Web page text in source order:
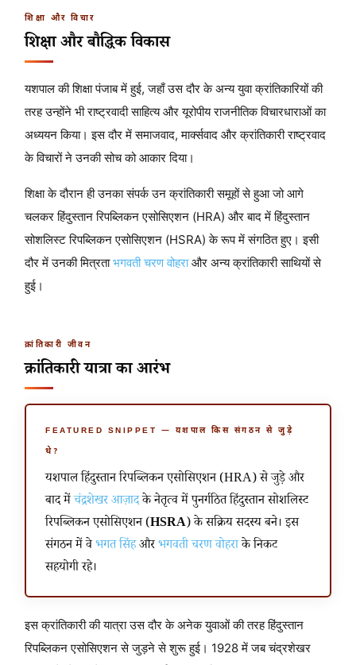
शिक्षा और विचार
शिक्षा और बौद्धिक विकास
यशपाल की शिक्षा पंजाब में हुई, जहाँ उस दौर के अन्य युवा क्रांतिकारियों की
तरह उन्होंने भी राष्ट्रवादी साहित्य और यूरोपीय राजनीतिक विचारधाराओं का
अध्ययन किया। इस दौर में समाजवाद, मार्क्सवाद और क्रांतिकारी राष्ट्रवाद
के विचारों ने उनकी सोच को आकार दिया।
शिक्षा के दौरान ही उनका संपर्क उन क्रांतिकारी समूहों से हुआ जो आगे
चलकर हिंदुस्तान रिपब्लिकन एसोसिएशन (HRA) और बाद में हिंदुस्तान
सोशलिस्ट रिपब्लिकन एसोसिएशन (HSRA) के रूप में संगठित हुए। इसी
दौर में उनकी मित्रताभगवती चरण वोहराऔर अन्य क्रांतिकारी साथियों से
हुई।
क्रांतिकारी जीवन
क्रांतिकारी यात्रा का आरंभ
FEATURED SNIPPET — यशपाल किस संगठन से जुड़े
थे?
यशपाल हिंदुस्तान रिपब्लिकन एसोसिएशन (HRA) से जुड़े और
बाद मेंचंद्रशेखर आज़ादके नेतृत्व में पुनर्गठित हिंदुस्तान सोशलिस्ट
रिपब्लिकन एसोसिएशन (HSRA) के सक्रिय सदस्य बने। इस
संगठन में वेभगत सिंहऔरभगवती चरण वोहराके निकट
सहयोगी रहे।
इस क्रांतिकारी की यात्रा उस दौर के अनेक युवाओं की तरह हिंदुस्तान
रिपब्लिकन एसोसिएशन से जुड़ने से शुरू हुई। 1928 में जब चंद्रशेखर